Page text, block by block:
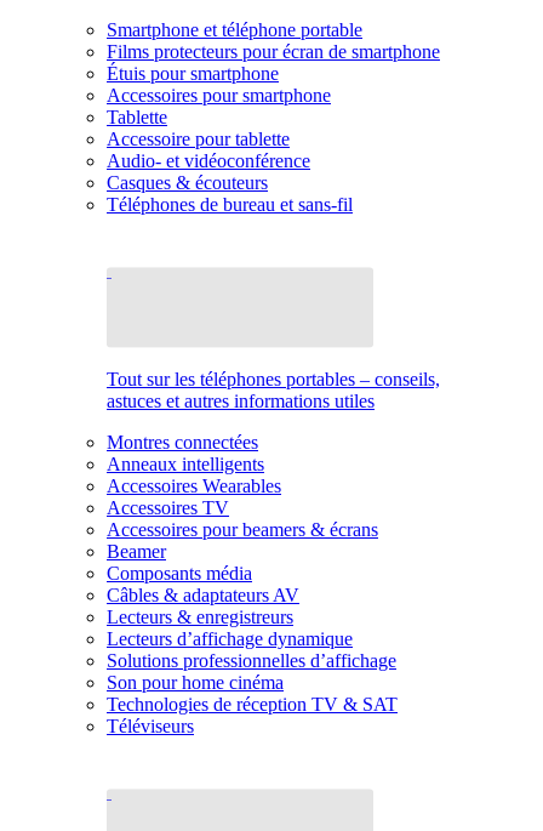
Smartphone et téléphone portable
Films protecteurs pour écran de smartphone
Étuis pour smartphone
Accessoires pour smartphone
Tablette
Accessoire pour tablette
Audio- et vidéoconférence
Casques & écouteurs
Téléphones de bureau et sans-fil
Tout sur les téléphones portables – conseils,
astuces et autres informations utiles
Montres connectées
Anneaux intelligents
Accessoires Wearables
Accessoires TV
Accessoires pour beamers & écrans
Beamer
Composants média
Câbles & adaptateurs AV
Lecteurs & enregistreurs
Lecteurs d’affichage dynamique
Solutions professionnelles d’affichage
Son pour home cinéma
Technologies de réception TV & SAT
Téléviseurs